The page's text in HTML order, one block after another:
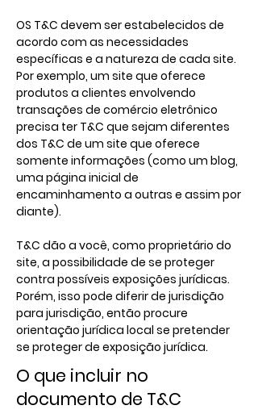
OS T&C devem ser estabelecidos de
acordo com as necessidades
específicas e a natureza de cada site.
Por exemplo, um site que oferece
produtos a clientes envolvendo
transações de comércio eletrônico
precisa ter T&C que sejam diferentes
dos T&C de um site que oferece
somente informações (como um blog,
uma página inicial de
encaminhamento a outras e assim por
diante).
T&C dão a você, como proprietário do
site, a possibilidade de se proteger
contra possíveis exposições jurídicas.
Porém, isso pode diferir de jurisdição
para jurisdição, então procure
orientação jurídica local se pretender
se proteger de exposição jurídica.
O que incluir no
documento de T&C